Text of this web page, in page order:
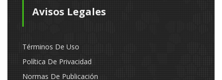
Avisos Legales
Términos De Uso
Política De Privacidad
Normas De Publicación